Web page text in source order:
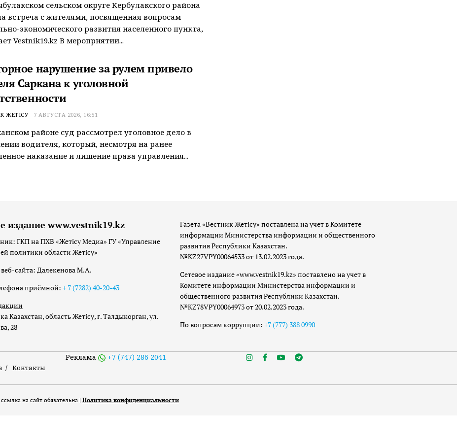
сельском округе Кербулакского района
встреча с жителями, посвященная вопросам
экономического развития населенного пункта,
Vestnik19.kz В мероприятии...
нарушение за рулем привело
Саркана к уголовной
ЖЕТІСУ 7 АВГУСТА 2026, 16:51
районе суд рассмотрел уголовное дело в
водителя, который, несмотря на ранее
наказание и лишение права управления...
издание www.vestnik19.kz
ГКП на ПХВ «Жетісу Медиа» ГУ «Управление
политики области Жетісу»
сайта: Далекенова М.А.
приёмной: + 7 (7282) 40-20-43
Казахстан, область Жетісу, г. Талдыкорган, ул.
28
Газета «Вестник Жетісу» поставлена на учет в Комитете
информации Министерства информации и общественного
развития Республики Казахстан.
№KZ27VPY00064533 от 13.02.2023 года.
Сетевое издание «www.vestnik19.kz» поставлено на учет в
Комитете информации Министерства информации и
общественного развития Республики Казахстан.
№KZ78VPY00064973 от 20.02.2023 года.
По вопросам коррупции: +7 (777) 388 0990
Контакты
Реклама +7 (747) 286 2041
на сайт обязательна | Политика конфиденциальности